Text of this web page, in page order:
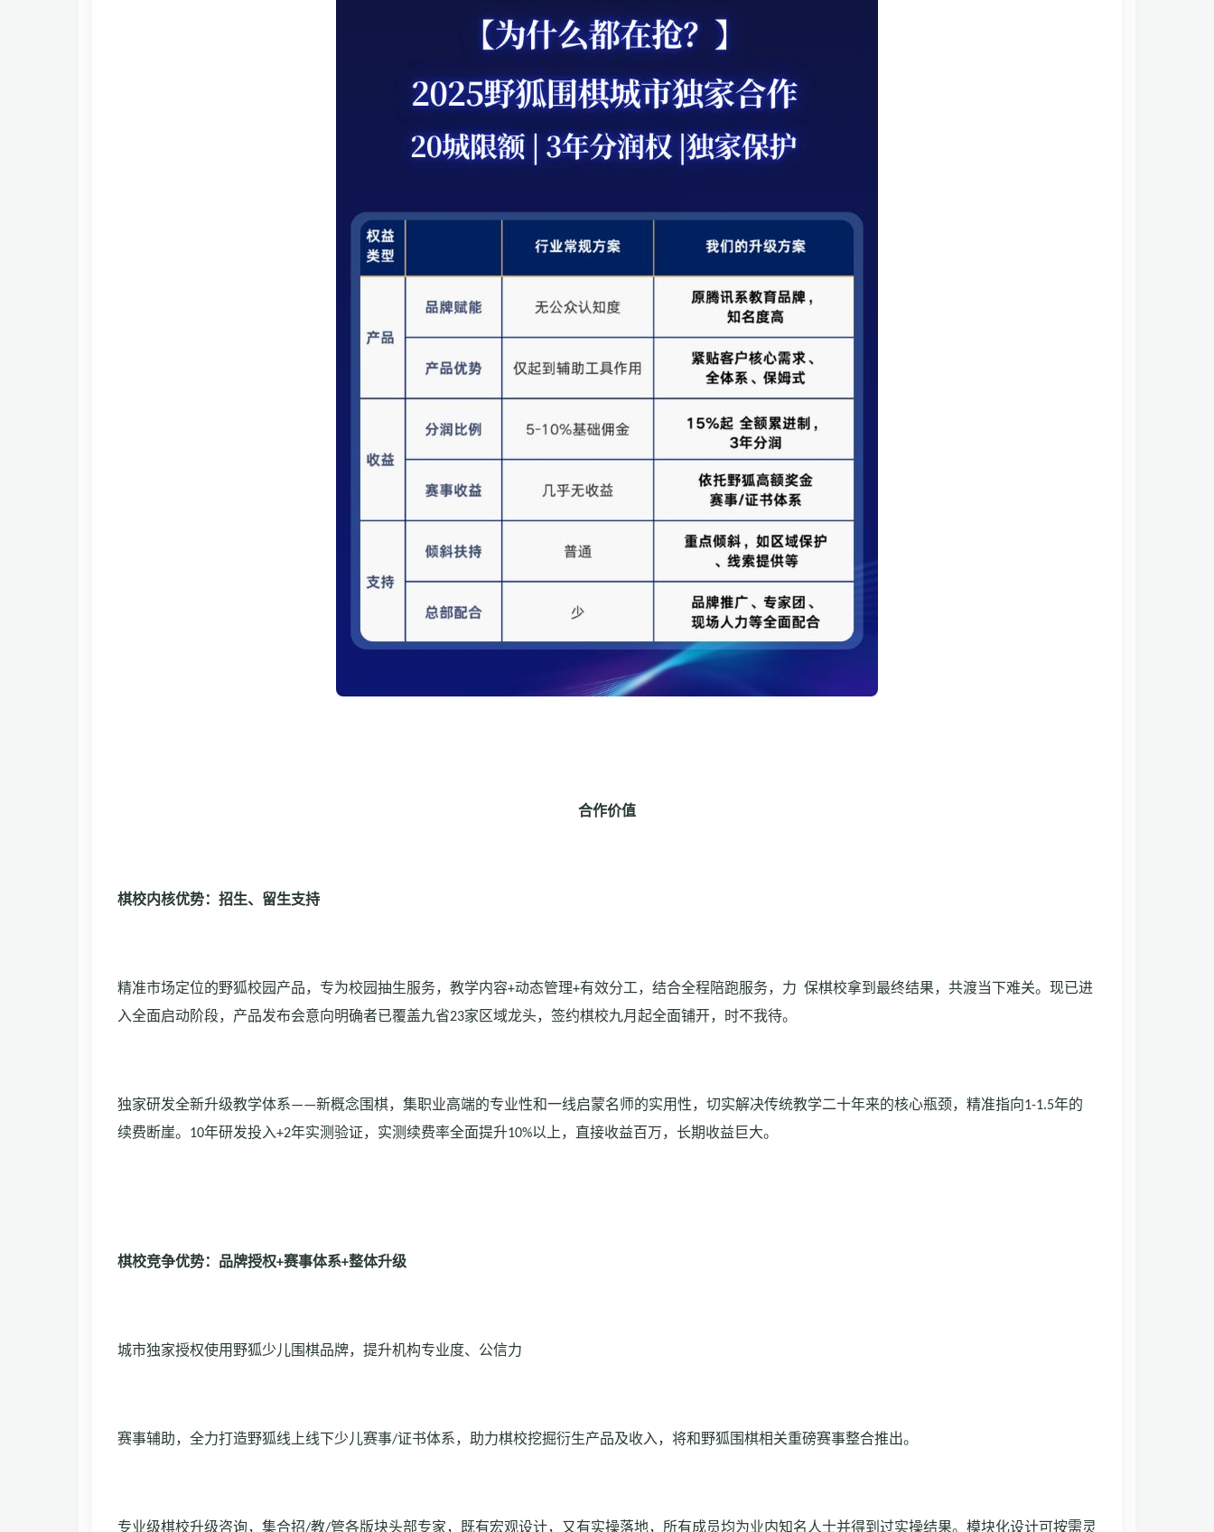
合作价值
棋校内核优势：招生、留生支持
精准市场定位的野狐校园产品，专为校园抽生服务，教学内容+动态管理+有效分工，结合全程陪跑服务，力 保棋校拿到最终结果，共渡当下难关。现已进
入全面启动阶段，产品发布会意向明确者已覆盖九省23家区域龙头，签约棋校九月起全面铺开，时不我待。
独家研发全新升级教学体系——新概念围棋，集职业高端的专业性和一线启蒙名师的实用性，切实解决传统教学二十年来的核心瓶颈，精准指向 1-1.5年的
续费断崖。 10年研发投入+2年实测验证，实测续费率全面提升10%以上，直接收益百万，长期收益巨大。
棋校竞争优势：品牌授权+赛事体系+整体升级
城市独家授权使用野狐少儿围棋品牌，提升机构专业度、公信力
赛事辅助，全力打造野狐线上线下少儿赛事/证书体系，助力棋校挖掘衍生产品及收入，将和野狐围棋相关重磅赛事整合推出。
专业级棋校升级咨询，集合招/教/管各版块头部专家，既有宏观设计，又有实操落地，所有成员均为业内知名人士并得到过实操结果。模块化设计可按需灵